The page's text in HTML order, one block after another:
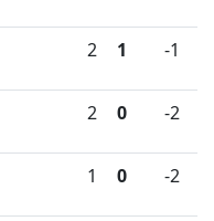
2 1 -1
2 0 -2
1 0 -2